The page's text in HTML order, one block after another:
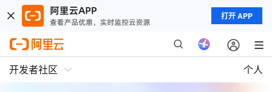
打开 APP
开发者社区 个人